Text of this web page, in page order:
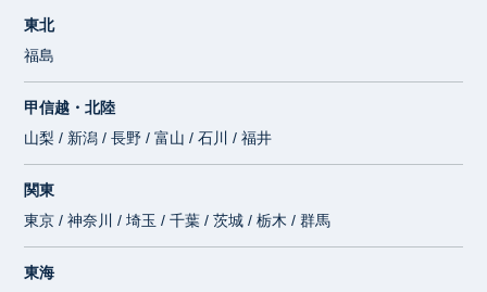
東北
福島
甲信越・北陸
山梨 / 新潟 / 長野 / 富山 / 石川 / 福井
関東
東京 / 神奈川 / 埼玉 / 千葉 / 茨城 / 栃木 / 群馬
東海